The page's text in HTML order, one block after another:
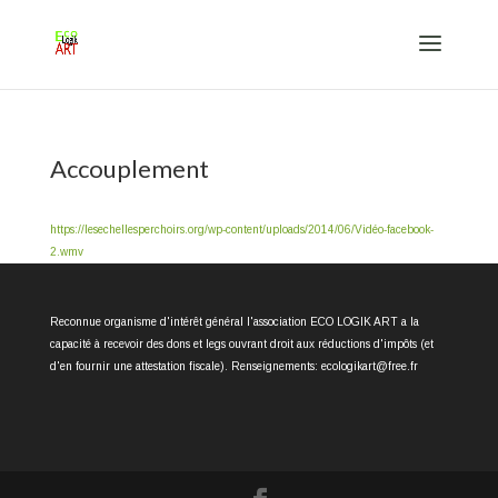
Accouplement
https://lesechellesperchoirs.org/wp-content/uploads/2014/06/Vidéo-facebook-
2.wmv
Reconnue organisme d'intérêt général l'association ECO LOGIK ART a la
capacité à recevoir des dons et legs ouvrant droit aux réductions d'impôts (et
d'en fournir une attestation fiscale). Renseignements: ecologikart@free.fr